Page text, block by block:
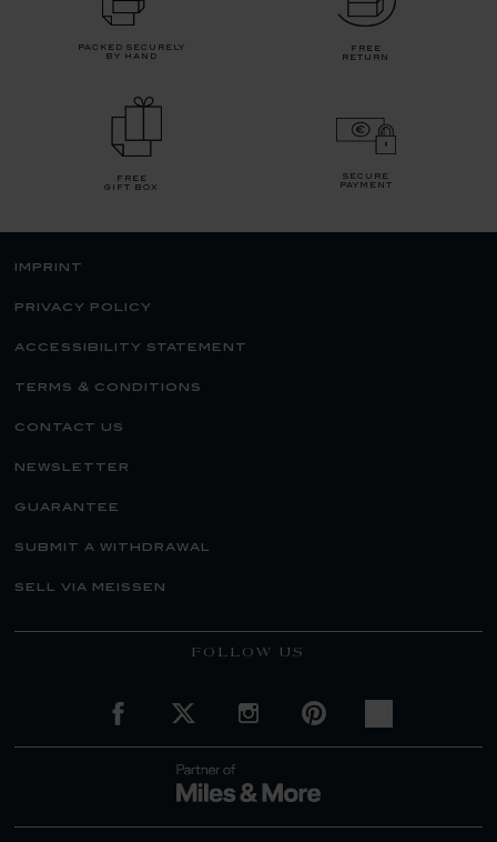
packed securely
by hand
free
return
free
gift box
secure
payment
imprint
privacy policy
accessibility statement
terms & conditions
contact us
newsletter
guarantee
submit a withdrawal
sell via meissen
FOLLOW US